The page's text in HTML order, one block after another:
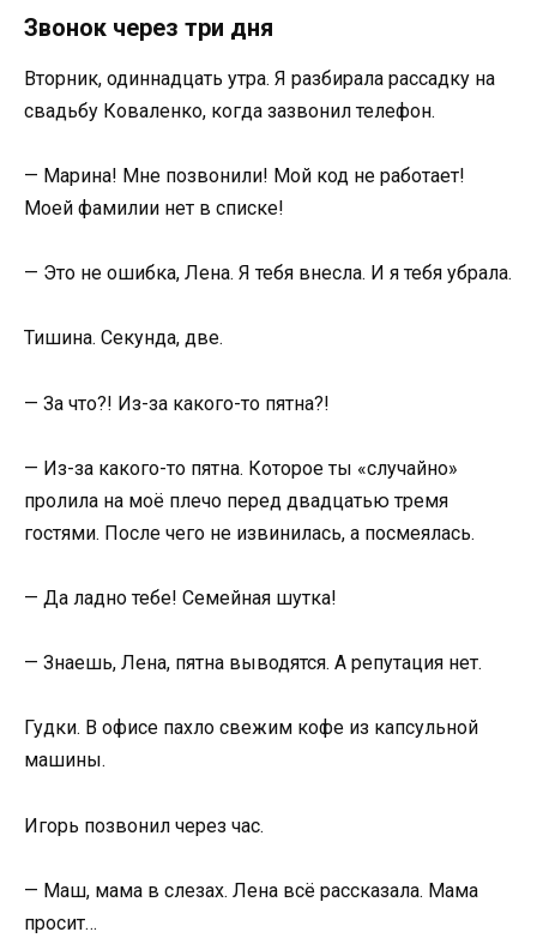
Звонок через три дня
Вторник, одиннадцать утра. Я разбирала рассадку на
свадьбу Коваленко, когда зазвонил телефон.
— Марина! Мне позвонили! Мой код не работает!
Моей фамилии нет в списке!
— Это не ошибка, Лена. Я тебя внесла. И я тебя убрала.
Тишина. Секунда, две.
— За что?! Из-за какого-то пятна?!
— Из-за какого-то пятна. Которое ты «случайно»
пролила на моё плечо перед двадцатью тремя
гостями. После чего не извинилась, а посмеялась.
— Да ладно тебе! Семейная шутка!
— Знаешь, Лена, пятна выводятся. А репутация нет.
Гудки. В офисе пахло свежим кофе из капсульной
машины.
Игорь позвонил через час.
— Маш, мама в слезах. Лена всё рассказала. Мама
просит…